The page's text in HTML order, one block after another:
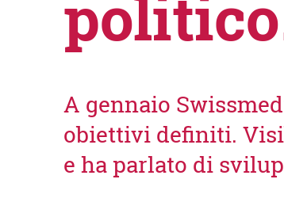
A gennaio
obiettivi definiti.
e ha parlato di